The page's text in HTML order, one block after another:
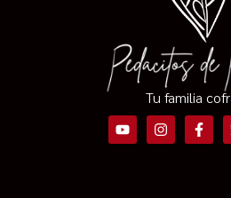
Tu familia